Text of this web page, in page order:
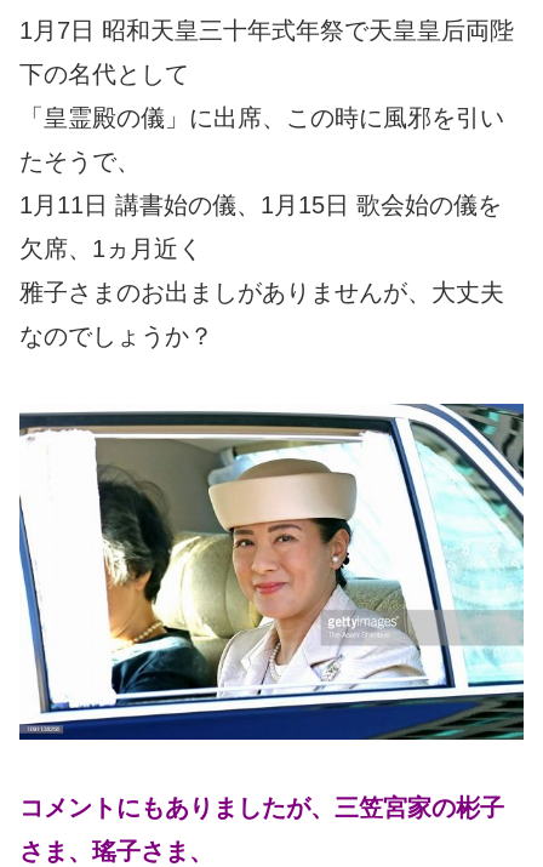
1月7日 昭和天皇三十年式年祭で天皇皇后両陛
下の名代として
「皇霊殿の儀」に出席、この時に風邪を引い
たそうで、
1月11日 講書始の儀、1月15日 歌会始の儀を
欠席、1ヵ月近く
雅子さまのお出ましがありませんが、大丈夫
なのでしょうか？
コメントにもありましたが、三笠宮家の彬子
さま、瑤子さま、